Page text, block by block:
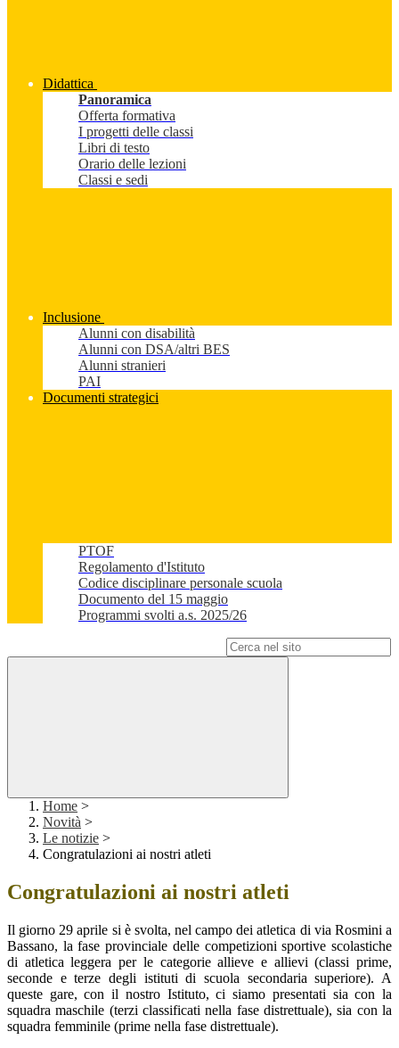
Didattica
Panoramica
Offerta formativa
I progetti delle classi
Libri di testo
Orario delle lezioni
Classi e sedi
Inclusione
Alunni con disabilità
Alunni con DSA/altri BES
Alunni stranieri
PAI
Documenti strategici
PTOF
Regolamento d'Istituto
Codice disciplinare personale scuola
Documento del 15 maggio
Programmi svolti a.s. 2025/26
Home >
Novità >
Le notizie >
Congratulazioni ai nostri atleti
Congratulazioni ai nostri atleti
Il giorno 29 aprile si è svolta, nel campo dei atletica di via Rosmini a
Bassano, la fase provinciale delle competizioni sportive scolastiche
di atletica leggera per le categorie allieve e allievi (classi prime,
seconde e terze degli istituti di scuola secondaria superiore). A
queste gare, con il nostro Istituto, ci siamo presentati sia con la
squadra maschile (terzi classificati nella fase distrettuale), sia con la
squadra femminile (prime nella fase distrettuale).